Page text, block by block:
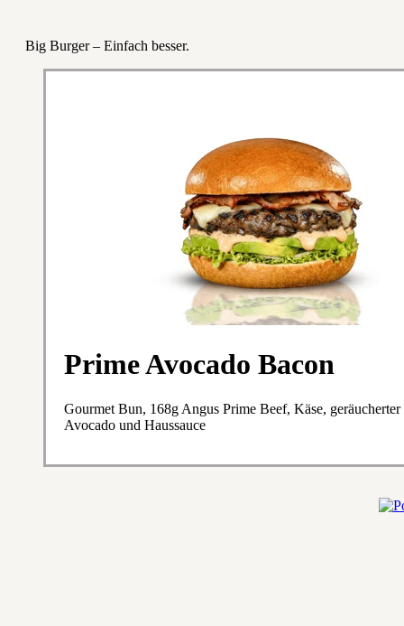
Big Burger – Einfach besser.
Prime Avocado Bacon
Gourmet Bun, 168g Angus Prime Beef, Käse,
Avocado und Haussauce